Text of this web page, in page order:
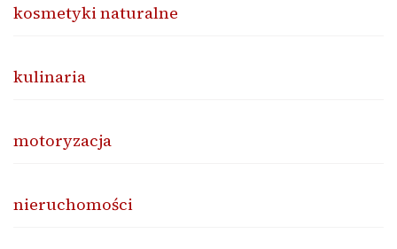
kosmetyki naturalne
kulinaria
motoryzacja
nieruchomości